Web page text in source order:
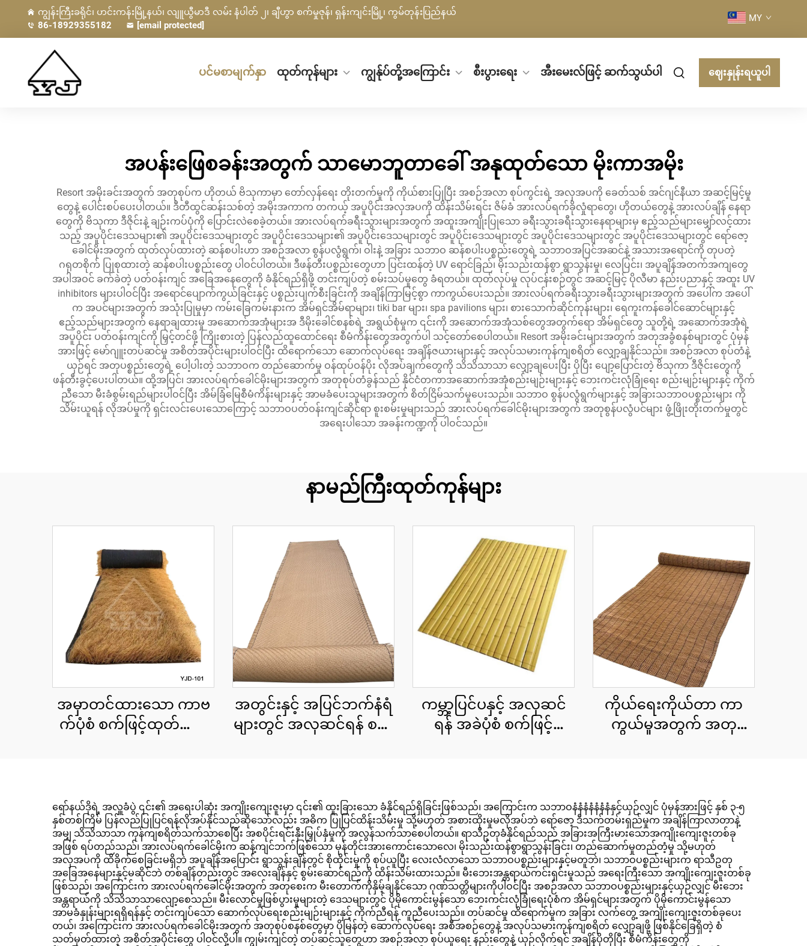
ကျွန်းကြီးခရိုင်၊ ဟင်းကန်းမြို့နယ်၊ လျူယွီမာဒီ လမ်း နံပါတ် ၂၊ ချီဟွာ စက်မှုဇုန်၊ ရှန်းကျင်းမြို့၊ ကွမ်တုန်းပြည်နယ်
86-18929355182
[email protected]
MY
ပင်မစာမျက်နှာ ထုတ်ကုန်များ ကျွန်ုပ်တို့အကြောင်း စီးပွားရေး အီးမေးလ်ဖြင့် ဆက်သွယ်ပါ ဈေးနှုန်းရယူပါ
အပန်းဖြေစခန်းအတွက် သာမောဘူတာခေါ် အနုထုတ်သော မိုးကာအမိုး
Resort အမိုးခင်းအတွက် အတုစုပ်က ဟိုတယ် ဗိသုကာမှာ တော်လှန်ရေး တိုးတက်မှုကို ကိုယ်စားပြုပြီး အစဉ်အလာ စုပ်ကွင်းရဲ့ အလှအပကို ခေတ်သစ် အင်ဂျင်နီယာ အဆင့်မြင့်မှု
တွေနဲ့ ပေါင်းစပ်ပေးပါတယ်။ ဒီတီထွင်ဆန်းသစ်တဲ့ အမိုးအကာက တကယ့် အပူပိုင်းအလှအပကို ထိန်းသိမ်းရင်း ဇိမ်ခံ အားလပ်ရက်ခိုလှုံရာတွေ၊ ဟိုတယ်တွေနဲ့ အားလပ်ချိန် နေရာ
တွေကို ဗိသုကာ ဒီဇိုင်းနဲ့ ချဉ်းကပ်ပုံကို ပြောင်းလဲစေခဲ့တယ်။ အားလပ်ရက်ခရီးသွားများအတွက် အထူးအကျိုးပြုသော ခရီးသွားခရီးသွားနေရာများမှ ဧည့်သည်များမျှော်လင့်ထား
သည့် အပူပိုင်းဒေသများ၏ အပူပိုင်းဒေသများတွင် အပူပိုင်းဒေသများ၏ အပူပိုင်းဒေသများတွင် အပူပိုင်းဒေသများတွင် အပူပိုင်းဒေသများတွင် အပူပိုင်းဒေသများတွင် ရော်ဇော့
ခေါင်မိုးအတွက် ထုတ်လုပ်ထားတဲ့ ဆန်စပါးဟာ အစဉ်အလာ စွန်ပလွံရွက်၊ ဝါးနဲ့ အခြား သဘာဝ ဆန်စပါးပစ္စည်းတွေရဲ့ သဘာဝအပြင်အဆင်နဲ့ အသားအရောင်ကို တုပတဲ့
ဂရုတစိုက် ပြုစုထားတဲ့ ဆန်စပါးပစ္စည်းတွေ ပါဝင်ပါတယ်။ ဒီဖန်တီးပစ္စည်းတွေဟာ ပြင်းထန်တဲ့ UV ရောင်ခြည်၊ မိုးသည်းထန်စွာ ရွာသွန်းမှု၊ လေပြင်း၊ အပူချိန်အတက်အကျတွေ
အပါအဝင် ခက်ခဲတဲ့ ပတ်ဝန်းကျင် အခြေအနေတွေကို ခံနိုင်ရည်ရှိဖို့ တင်းကျပ်တဲ့ စမ်းသပ်မှုတွေ ခံရတယ်။ ထုတ်လုပ်မှု လုပ်ငန်းစဉ်တွင် အဆင့်မြင့် ပိုလီမာ နည်းပညာနှင့် အထူး UV
inhibitors များပါဝင်ပြီး အရောင်ပျောက်ကွယ်ခြင်းနှင့် ပစ္စည်းပျက်စီးခြင်းကို အချိန်ကြာမြင့်စွာ ကာကွယ်ပေးသည်။ အားလပ်ရက်ခရီးသွားခရီးသွားများအတွက် အပေါ်က အပေါ်
က အပင်များအတွက် အသုံးပြုမှုမှာ ကမ်းခြေကမ်းနားက အိမ်ရှင်အိမ်ရာများ၊ tiki bar များ၊ spa pavilions များ၊ စားသောက်ဆိုင်ကုန်းများ၊ ရေကူးကန်ခေါင်ဆောင်များနှင့်
ဧည့်သည်များအတွက် နေရာချထားမှု အဆောက်အအုံများအ ဒီမိုးခေါင်စနစ်ရဲ့ အရွယ်စုံမှုက ၎င်းကို အဆောက်အအုံသစ်တွေအတွက်ရော အိမ်ရှင်တွေ သူတို့ရဲ့ အဆောက်အအုံရဲ့
အပူပိုင်း ပတ်ဝန်းကျင်ကို မြှင့်တင်ဖို့ ကြိုးစားတဲ့ ပြန်လည်ထူထောင်ရေး စီမံကိန်းတွေအတွက်ပါ သင့်တော်စေပါတယ်။ Resort အမိုးခင်းများအတွက် အတုအခွံစနစ်များတွင် ပုံမှန်
အားဖြင့် မော်ဂျူးတပ်ဆင်မှု အစိတ်အပိုင်းများပါဝင်ပြီး ထိရောက်သော ဆောက်လုပ်ရေး အချိန်ဇယားများနှင့် အလုပ်သမားကုန်ကျစရိတ် လျှော့ချနိုင်သည်။ အစဉ်အလာ စုပ်တံနဲ့
ယှဉ်ရင် အတုပစ္စည်းတွေရဲ့ ပေါ့ပါးတဲ့ သဘာဝက တည်ဆောက်မှု ဝန်ထုပ်ဝန်ပိုး လိုအပ်ချက်တွေကို သိသိသာသာ လျှော့ချပေးပြီး ပိုပြီး ပျော့ပြောင်းတဲ့ ဗိသုကာ ဒီဇိုင်းတွေကို
ဖန်တီးခွင့်ပေးပါတယ်။ ထို့အပြင်၊ အားလပ်ရက်ခေါင်မိုးများအတွက် အတုစုပ်တံခွန်သည် နိုင်ငံတကာအဆောက်အအုံစည်းမျဉ်းများနှင့် ဘေးကင်းလုံခြုံရေး စည်းမျဉ်းများနှင့် ကိုက်
ညီသော မီးခံစွမ်းရည်များပါဝင်ပြီး အိမ်ခြံမြေစီမံကိန်းများနှင့် အာမခံပေးသူများအတွက် စိတ်ငြိမ်သက်မှုပေးသည်။ သဘာဝ စွန်ပလွံရွက်များနှင့် အခြားသဘာဝပစ္စည်းများ ကို
သိမ်းယူရန် လိုအပ်မှုကို ရှင်းလင်းပေးသောကြောင့် သဘာဝပတ်ဝန်းကျင်ဆိုင်ရာ စူးစမ်းမှုများသည် အားလပ်ရက်ခေါင်မိုးများအတွက် အတုစွန်ပလွံပင်များ ဖွံ့ဖြိုးတိုးတက်မှုတွင်
အရေးပါသော အခန်းကဏ္ဍကို ပါဝင်သည်။
နာမည်ကြီးထုတ်ကုန်များ
အမှာတင်ထားသော ကာဗ
က်ပုံစံ စက်ဖြင့်ထုတ်ထား
ဆင်နိုင်ရန်
အတွင်းနှင့် အပြင်ဘက်နံရံ
များတွင် အလှဆင်ရန် စက်
ကမ္ဘာ့ပြင်ပနှင့် အလှဆင်
ရန် အခဲပုံစံ စက်ဖြင့်
ကိုယ်ရေးကိုယ်တာ ကာ
ကွယ်မှုအတွက် အတု
ရော်နယ်ဒိုရဲ့ အလှူခံပွဲ ၎င်း၏ အရေးပါဆုံး အကျိုးကျေးဇူးမှာ ၎င်း၏ ထူးခြားသော ခံနိုင်ရည်ရှိခြင်းဖြစ်သည်၊ အကြောင်းက သဘာဝနံနံနံနံနံနံနံနှင့်ယှဉ်လျှင် ပုံမှန်အားဖြင့် နှစ် ၃-၅
နှစ်တစ်ကြိမ် ပြန်လည်ပြုပြင်ရန်လိုအပ်နိုင်သည်ဆိုသော်လည်း အဓိက ပြုပြင်ထိန်းသိမ်းမှု သို့မဟုတ် အစားထိုးမှုမလိုအပ်ဘဲ ရော်ဇော့ ဒီသက်တမ်းရှည်မှုက အချိန်ကြာလာတာနဲ့
အမျှ သိသိသာသာ ကုန်ကျစရိတ်သက်သာစေပြီး အစပိုင်းရင်းနှီးမြှုပ်နှံမှုကို အလွန်သက်သာစေပါတယ်။ ရာသီဥတုခံနိုင်ရည်သည် အခြားအကြီးမားသောအကျိုးကျေးဇူးတစ်ခု
အဖြစ် ရပ်တည်သည်၊ အားလပ်ရက်ခေါင်မိုးက ဆန့်ကျင်ဘက်ဖြစ်သော မုန်တိုင်းအားကောင်းသောလေ၊ မိုးသည်းထန်စွာရွာသွန်းခြင်း၊ တည်ဆောက်မှုတည်တံ့မှု သို့မဟုတ်
အလှအပကို ထိခိုက်စေခြင်းမရှိဘဲ အပူချိန်အပြောင်း ရွာသွန်းချိန်တွင် စိုထိုင်းမှုကို စုပ်ယူပြီး လေးလံလာသော သဘာဝပစ္စည်းများနှင့်မတူဘဲ၊ သဘာဝပစ္စည်းများက ရာသီဥတု
အခြေအနေများနှင့်မဆိုင်ဘဲ တစ်ချိန်တည်းတွင် အလေးချိန်နှင့် စွမ်းဆောင်ရည်ကို ထိန်းသိမ်းထားသည်။ မီးဘေးအန္တရာယ်ကင်းရှင်းမှုသည် အရေးကြီးသော အကျိုးကျေးဇူးတစ်ခု
ဖြစ်သည်၊ အကြောင်းက အားလပ်ရက်ခေါင်မိုးအတွက် အတုစေးက မီးတောက်ကိုနှိမ့်ချနိုင်သော ဂုဏ်သတ္တိများကိုပါဝင်ပြီး အစဉ်အလာ သဘာဝပစ္စည်းများနှင့်ယှဉ်လျှင် မီးဘေး
အန္တရာယ်ကို သိသိသာသာလျော့စေသည်။ မီးလောင်မှုဖြစ်ပွားမှုများတဲ့ ဒေသများတွင် ပိုမိုကောင်းမွန်သော ဘေးကင်းလုံခြုံရေးပုံစံက အိမ်ရှင်များအတွက် ပိုမိုကောင်းမွန်သော
အာမခံနှုန်းများရရှိရန်နှင့် တင်းကျပ်သော ဆောက်လုပ်ရေးစည်းမျဉ်းများနှင့် ကိုက်ညီရန် ကူညီပေးသည်။ တပ်ဆင်မှု ထိရောက်မှုက အခြား လက်တွေ့ အကျိုးကျေးဇူးတစ်ခုပေး
တယ်၊ အကြောင်းက အားလပ်ရက်ခေါင်မိုးအတွက် အတုစုပ်စနစ်တွေမှာ ပိုမြန်တဲ့ ဆောက်လုပ်ရေး အစီအစဉ်တွေနဲ့ အလုပ်သမားကုန်ကျစရိတ် လျှော့ချဖို့ ဖြစ်နိုင်ခြေရှိတဲ့ စံ
သတ်မှတ်ထားတဲ့ အစိတ်အပိုင်းတွေ ပါဝင်လို့ပါ။ ကျွမ်းကျင်တဲ့ တပ်ဆင်သူတွေဟာ အစဉ်အလာ စုပ်ယူရေး နည်းတွေနဲ့ ယှဉ်လိုက်ရင် အချိန်ပိုတိုပြီး စီမံကိန်းတွေကို